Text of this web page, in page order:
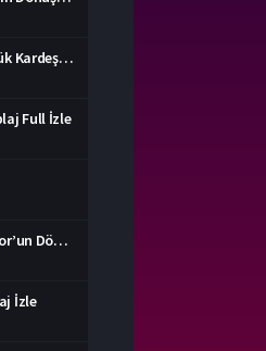
Yüzüklerin Efendisi: Yüzük Kardeşliği Türkçe Dublaj İzle
Full İzle
Yıldız Savaşları İmparator’un Dönüşü Türkçe Dublaj İzle
İzle